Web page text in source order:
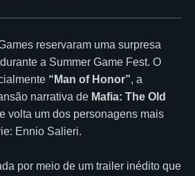
reservaram uma surpresa
a Summer Game Fest. O
“Man of Honor”, a
narrativa de Mafia: The Old
volta um dos personagens mais
Ennio Salieri.
por meio de um trailer inédito que